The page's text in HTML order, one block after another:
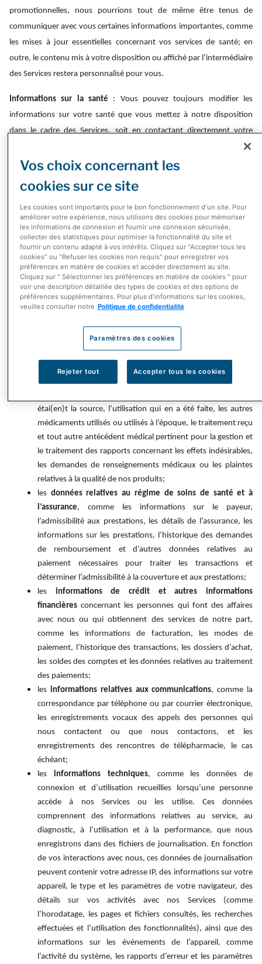
promotionnelles, nous pourrions tout de même être tenus de
communiquer avec vous certaines informations importantes, comme
les mises à jour essentielles concernant vos services de santé; en
outre, le contenu mis à votre disposition ou affiché par l’intermédiaire
des Services restera personnalisé pour vous.
Informations sur la santé : Vous pouvez toujours modifier les
informations sur votre santé que vous mettez à notre disposition
dans le cadre des Services, soit en contactant directement votre
pharmacie, soit en nous contactant à tout moment à l’aide des
coordonnées indiquées dans la section « Contact » ci-dessous.
Renseignements personnels que nous recueillons
Lorsque vous utilisez les Services, nous pouvons recueillir des
renseignements personnels vous concernant. Les renseignements
personnels que nous recueillons incluent :
lesidentifiants personnels, notamment le nom, le genre, la
date de naissance, les coordonnées, y compris l’adresse
électronique, le numéro de téléphone et les adresses
physiques (postale, d’expédition et de facturation), ainsi que
des informations démographiques comme la ville et la
province ou le territoire;
informations médicales, notamment l’état de santé, le
diagnostic, les ordonnances, l’historique et les achats de
étai(en)t la source, l’utilisation qui en a été faite, les autres
médicaments utilisés ou utilisés à l’époque, le traitement reçu
et tout autre antécédent médical pertinent pour la gestion et
le traitement des rapports concernant les effets indésirables,
les demandes de renseignements médicaux ou les plaintes
relatives à la qualité de nos produits;
les données relatives au régime de soins de santé et à
l’assurance, comme les informations sur le payeur,
l’admissibilité aux prestations, les détails de l’assurance, les
informations sur les prestations, l’historique des demandes
de remboursement et d’autres données relatives au
paiement nécessaires pour traiter les transactions et
déterminer l’admissibilité à la couverture et aux prestations;
les informations de crédit et autres informations
financières concernant les personnes qui font des affaires
avec nous ou qui obtiennent des services de notre part,
comme les informations de facturation, les modes de
paiement, l’historique des transactions, les dossiers d’achat,
les soldes des comptes et les données relatives au traitement
des paiements;
les informations relatives aux communications, comme la
correspondance par téléphone ou par courrier électronique,
les enregistrements vocaux des appels des personnes qui
nous contactent ou que nous contactons, et les
enregistrements des rencontres de télépharmacie, le cas
échéant;
les informations techniques, comme les données de
connexion et d’utilisation recueillies lorsqu’une personne
accède à nos Services ou les utilise. Ces données
comprennent des informations relatives au service, au
diagnostic, à l’utilisation et à la performance, que nous
enregistrons dans des fichiers de journalisation. En fonction
de vos interactions avec nous, ces données de journalisation
peuvent contenir votre adresse IP, des informations sur votre
appareil, le type et les paramètres de votre navigateur, des
détails sur vos activités avec nos Services (comme
l’horodatage, les pages et fichiers consultés, les recherches
effectuées et l’utilisation des fonctionnalités), ainsi que des
informations sur les événements de l’appareil, comme
l’activité du système, les rapports d’erreur et les paramètres
Vos choix concernant les
cookies sur ce site
Les cookies sont importants pour le bon fonctionnement d'un site. Pour
améliorer votre expérience, nous utilisons des cookies pour mémoriser
les informations de connexion et fournir une connexion sécurisée,
collecter des statistiques pour optimiser la fonctionnalité du site et
fournir un contenu adapté à vos intérêts. Cliquez sur "Accepter tous les
cookies" ou "Refuser les cookies non requis" pour enregistrer vos
préférences en matière de cookies et accéder directement au site.
Cliquez sur " Sélectionner les préférences en matière de cookies " pour
voir une description détaillée des types de cookies et des options de
préférences supplémentaires. Pour plus d'informations sur les cookies,
veuillez consulter notre Politique de confidentialité
Paramètres des cookies
Rejeter tout Accepter tous les cookies